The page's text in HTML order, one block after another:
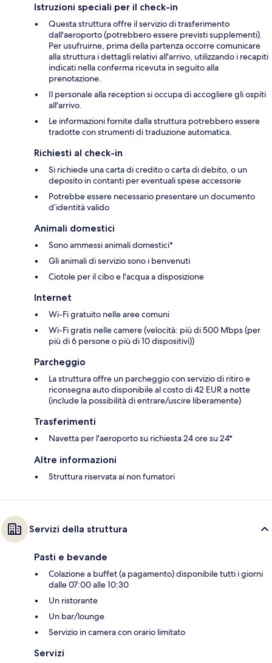
Istruzioni speciali per il check-in
Questa struttura offre il servizio di trasferimento
dall'aeroporto (potrebbero essere previsti supplementi).
Per usufruirne, prima della partenza occorre comunicare
alla struttura i dettagli relativi all'arrivo, utilizzando i recapiti
indicati nella conferma ricevuta in seguito alla
prenotazione.
Il personale alla reception si occupa di accogliere gli ospiti
all'arrivo.
Le informazioni fornite dalla struttura potrebbero essere
tradotte con strumenti di traduzione automatica.
Richiesti al check-in
Si richiede una carta di credito o carta di debito, o un
deposito in contanti per eventuali spese accessorie
Potrebbe essere necessario presentare un documento
d’identità valido
Animali domestici
Sono ammessi animali domestici*
Gli animali di servizio sono i benvenuti
Ciotole per il cibo e l'acqua a disposizione
Internet
Wi-Fi gratuito nelle aree comuni
Wi-Fi gratis nelle camere (velocità: più di 500 Mbps (per
più di 6 persone o più di 10 dispositivi))
Parcheggio
La struttura offre un parcheggio con servizio di ritiro e
riconsegna auto disponibile al costo di 42 EUR a notte
(include la possibilità di entrare/uscire liberamente)
Trasferimenti
Navetta per l'aeroporto su richiesta 24 ore su 24*
Altre informazioni
Struttura riservata ai non fumatori
Servizi della struttura
Pasti e bevande
Colazione a buffet (a pagamento) disponibile tutti i giorni
dalle 07:00 alle 10:30
Un ristorante
Un bar/lounge
Servizio in camera con orario limitato
Servizi